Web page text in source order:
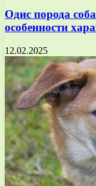
Одис порода
особенности
12.02.2025